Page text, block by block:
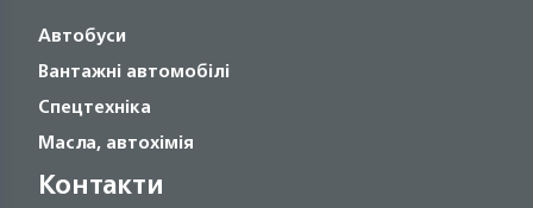
Автобуси
Вантажні автомобілі
Спецтехніка
Масла, автохімія
Контакти